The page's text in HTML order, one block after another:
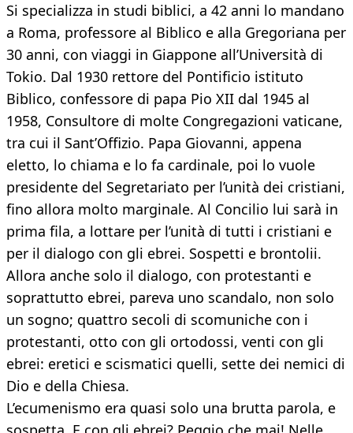
Si specializza in studi biblici, a 42 anni lo mandano
a Roma, professore al Biblico e alla Gregoriana per
30 anni, con viaggi in Giappone all’Università di
Tokio. Dal 1930 rettore del Pontificio istituto
Biblico, confessore di papa Pio XII dal 1945 al
1958, Consultore di molte Congregazioni vaticane,
tra cui il Sant’Offizio. Papa Giovanni, appena
eletto, lo chiama e lo fa cardinale, poi lo vuole
presidente del Segretariato per l’unità dei cristiani,
fino allora molto marginale. Al Concilio lui sarà in
prima fila, a lottare per l’unità di tutti i cristiani e
per il dialogo con gli ebrei. Sospetti e brontolii.
Allora anche solo il dialogo, con protestanti e
soprattutto ebrei, pareva uno scandalo, non solo
un sogno; quattro secoli di scomuniche con i
protestanti, otto con gli ortodossi, venti con gli
ebrei: eretici e scismatici quelli, sette dei nemici di
Dio e della Chiesa.
L’ecumenismo era quasi solo una brutta parola, e